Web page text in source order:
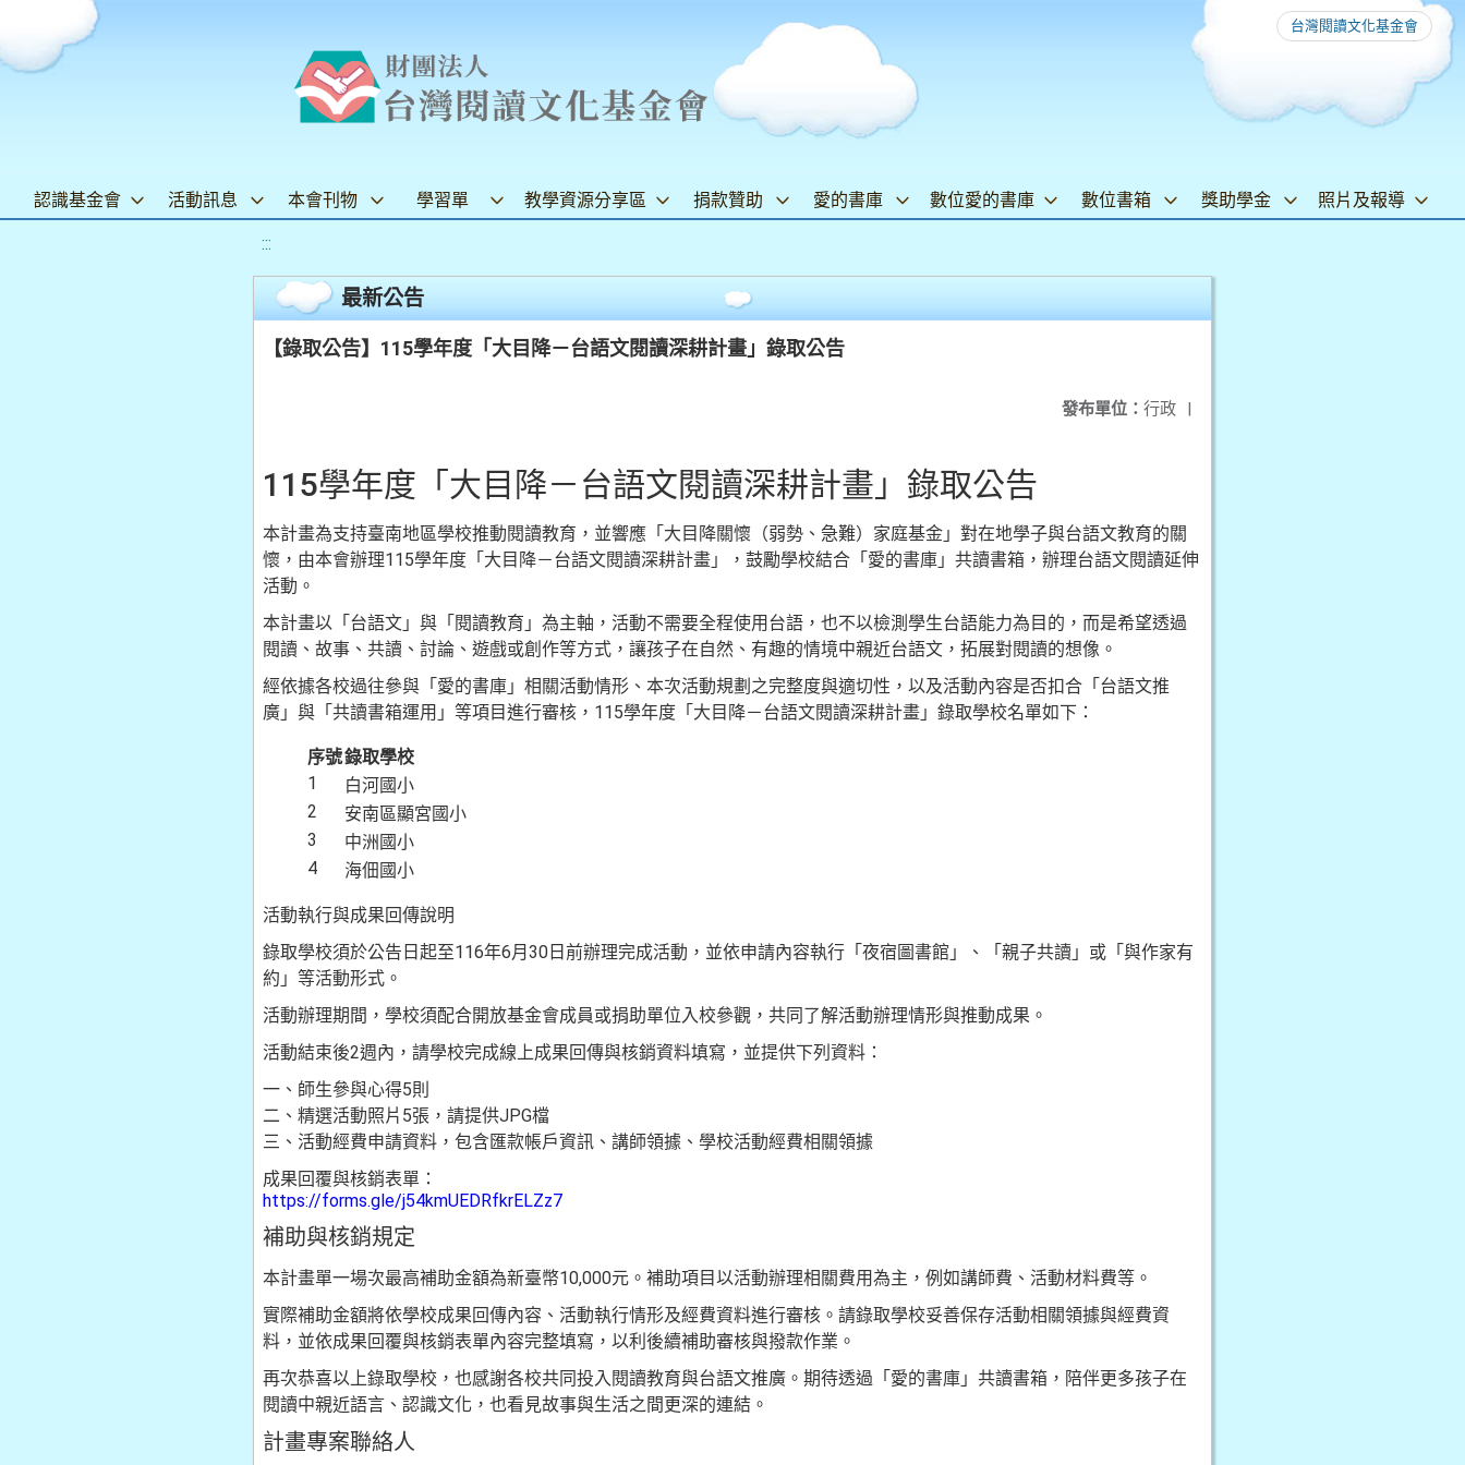
台灣閱讀文化基金會
認識基金會 活動訊息 本會刊物 學習單 教學資源分享區 捐款贊助 愛的書庫 數位愛的書庫 數位書箱 獎助學金 照片及報導
:::
最新公告
【錄取公告】115學年度「大目降－台語文閱讀深耕計畫」錄取公告
發布單位： 行政 |
115學年度「大目降－台語文閱讀深耕計畫」錄取公告
本計畫為支持臺南地區學校推動閱讀教育，並響應「大目降關懷（弱勢、急難）家庭基金」對在地學子與台語文教育的關
懷，由本會辦理115學年度「大目降－台語文閱讀深耕計畫」，鼓勵學校結合「愛的書庫」共讀書箱，辦理台語文閱讀延伸
活動。
本計畫以「台語文」與「閱讀教育」為主軸，活動不需要全程使用台語，也不以檢測學生台語能力為目的，而是希望透過
閱讀、故事、共讀、討論、遊戲或創作等方式，讓孩子在自然、有趣的情境中親近台語文，拓展對閱讀的想像。
經依據各校過往參與「愛的書庫」相關活動情形、本次活動規劃之完整度與適切性，以及活動內容是否扣合「台語文推
廣」與「共讀書箱運用」等項目進行審核，115學年度「大目降－台語文閱讀深耕計畫」錄取學校名單如下：
序號錄取學校
1
白河國小
2
安南區顯宮國小
3
中洲國小
4
海佃國小
活動執行與成果回傳說明
錄取學校須於公告日起至116年6月30日前辦理完成活動，並依申請內容執行「夜宿圖書館」、「親子共讀」或「與作家有
約」等活動形式。
活動辦理期間，學校須配合開放基金會成員或捐助單位入校參觀，共同了解活動辦理情形與推動成果。
活動結束後2週內，請學校完成線上成果回傳與核銷資料填寫，並提供下列資料：
一、師生參與心得5則
二、精選活動照片5張，請提供JPG檔
三、活動經費申請資料，包含匯款帳戶資訊、講師領據、學校活動經費相關領據
成果回覆與核銷表單：
https://forms.gle/j54kmUEDRfkrELZz7
補助與核銷規定
本計畫單一場次最高補助金額為新臺幣10,000元。補助項目以活動辦理相關費用為主，例如講師費、活動材料費等。
實際補助金額將依學校成果回傳內容、活動執行情形及經費資料進行審核。請錄取學校妥善保存活動相關領據與經費資
料，並依成果回覆與核銷表單內容完整填寫，以利後續補助審核與撥款作業。
再次恭喜以上錄取學校，也感謝各校共同投入閱讀教育與台語文推廣。期待透過「愛的書庫」共讀書箱，陪伴更多孩子在
閱讀中親近語言、認識文化，也看見故事與生活之間更深的連結。
計畫專案聯絡人